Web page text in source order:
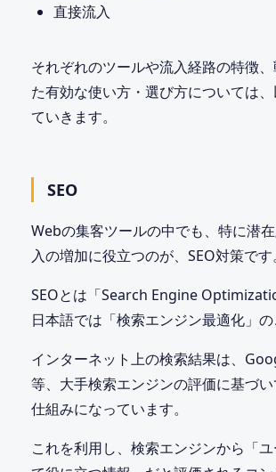
直接流入
それぞれのツールや流入経路の特徴
た有効な使い方・選び方については
ていきます。
SEO
Webの集客ツールの中でも、特に潜
入の増加に役立つのが、SEO対策です。
SEOとは「Search Engine
日本語では「検索エンジン最適化」の
インターネット上の検索結果は、
等、大手検索エンジンの評価に基づ
仕組みになっています。
これを利用し、検索エンジンから「